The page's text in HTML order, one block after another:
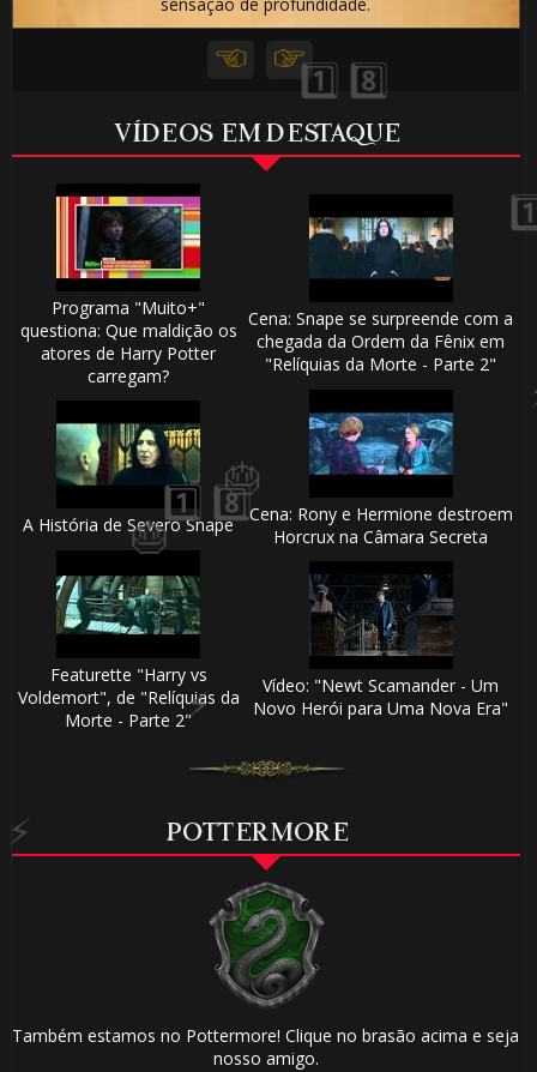
VÍDEOS EM DESTAQUE
Programa "Muito+"
questiona: Que maldição os
atores de Harry Potter
carregam?
Cena: Snape se surpreende com a
chegada da Ordem da Fênix em
"Relíquias da Morte - Parte 2"
A História de Severo Snape
Cena: Rony e Hermione destroem
Horcrux na Câmara Secreta
Featurette "Harry vs
Voldemort", de "Relíquias da
Morte - Parte 2"
Vídeo: "Newt Scamander - Um
Novo Herói para Uma Nova Era"
POTTERMORE
Também estamos no Pottermore! Clique no brasão acima e seja
nosso amigo.
1️⃣ 8️⃣
1️⃣
8️⃣
1️⃣ 8️⃣
1️⃣ 8️⃣
🎂
🎈